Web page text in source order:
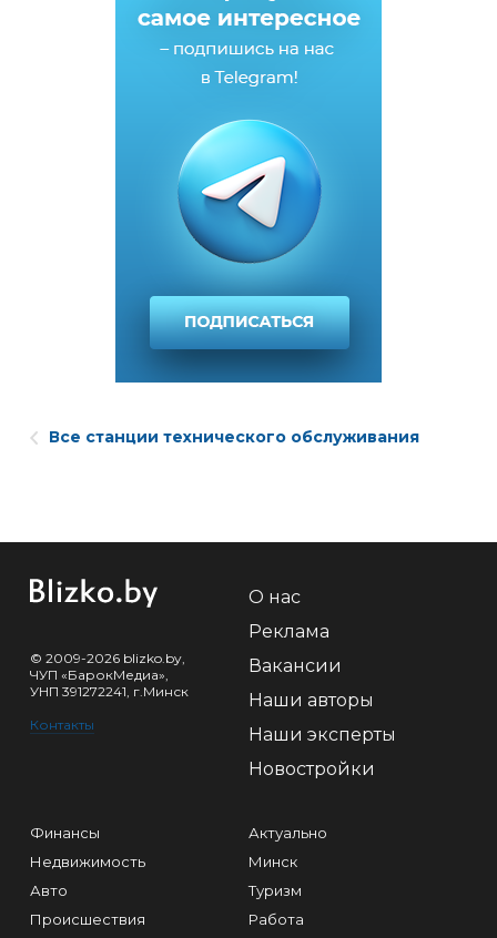
Все станции технического обслуживания
© 2009-2026 blizko.by,
ЧУП «БарокМедиа»,
УНП 391272241, г.Минск
Контакты
О нас
Реклама
Вакансии
Наши авторы
Наши эксперты
Новостройки
Финансы
Недвижимость
Авто
Происшествия
Актуально
Минск
Туризм
Работа